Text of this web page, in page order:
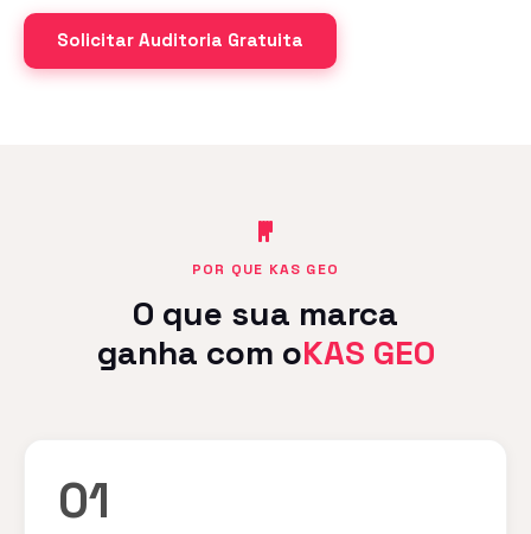
Solicitar Auditoria Gratuita
POR QUE KAS GEO
O que sua marca
ganha com oKAS GEO
01